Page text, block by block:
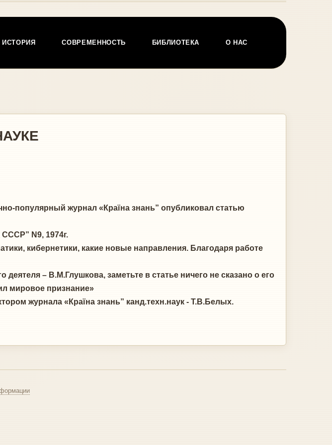
ИСТОРИЯ СОВРЕМЕННОСТЬ БИБЛИОТЕКА О НАС
популярный журнал «Країна знань” опубликовал статью
N9, 1974г.
кибернетики, какие новые направления. Благодаря работе
– В.М.Глушкова, заметьте в статье ничего не сказано о его
мировое признание»
журнала «Країна знань” канд.техн.наук - Т.В.Белых.